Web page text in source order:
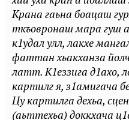
Крана гаьна боацаш
ткъовронаш мара гуш
к1удал улл, лакхе
фаттан хьакханза
латт. К1еззига д1ахо,
картилг я, з1амигача
Цу картилга дехьа,
(аьттехьа) доккхача